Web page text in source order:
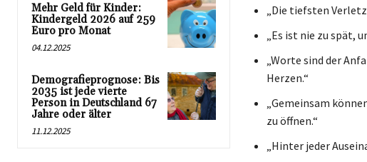
Mehr Geld für Kinder:
Kindergeld 2026 auf 259
Euro pro Monat
04.12.2025
Demografieprognose: Bis
2035 ist jede vierte
Person in Deutschland 67
Jahre oder älter
11.12.2025
„Die tiefsten
„Es ist nie zu spät,
„Worte sind der
Herzen.“
„Gemeinsam
zu öffnen.“
„Hinter jeder